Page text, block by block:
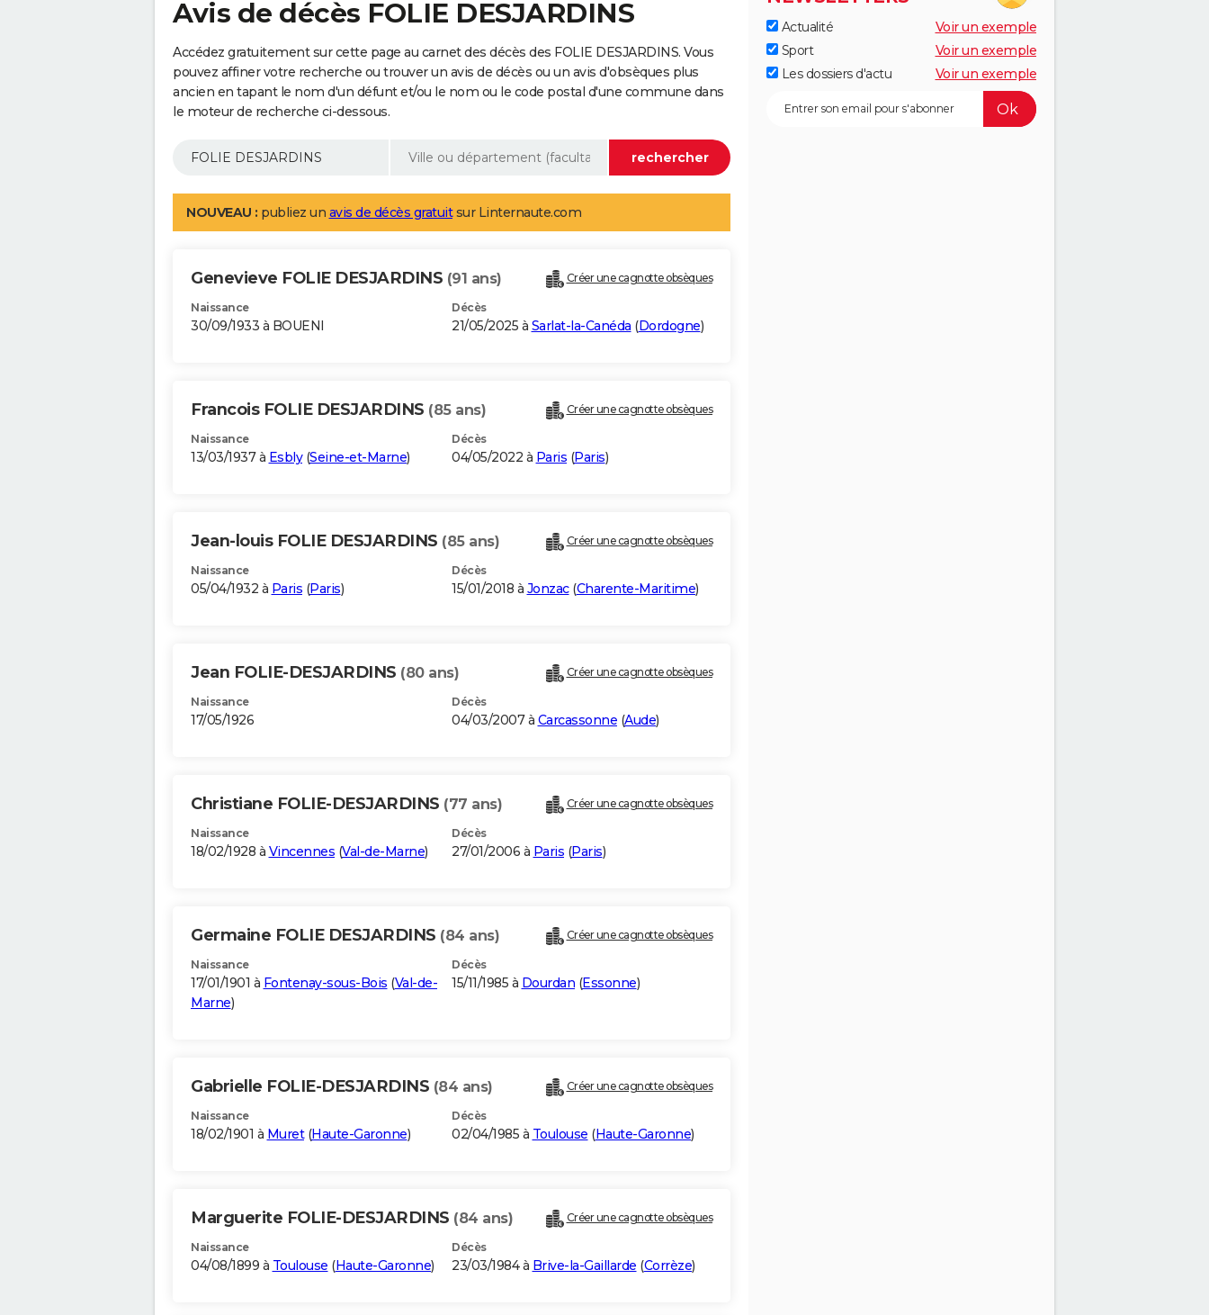
Avis de décès FOLIE DESJARDINS
Accédez gratuitement sur cette page au carnet des décès des FOLIE DESJARDINS. Vous
pouvez affiner votre recherche ou trouver un avis de décès ou un avis d'obsèques plus
ancien en tapant le nom d'un défunt et/ou le nom ou le code postal d'une commune dans
le moteur de recherche ci-dessous.
NOUVEAU : publiez un avis de décès gratuitsur Linternaute.com
Genevieve FOLIE DESJARDINS (91 ans) Créer une cagnotte obsèques
Naissance
30/09/1933 à BOUENI
Décès
21/05/2025 à Sarlat-la-Canéda (Dordogne)
Francois FOLIE DESJARDINS (85 ans) Créer une cagnotte obsèques
Naissance
13/03/1937 à Esbly(Seine-et-Marne)
Décès
04/05/2022 à Paris (Paris)
Jean-louis FOLIE DESJARDINS (85 ans) Créer une cagnotte obsèques
Naissance
05/04/1932 à Paris (Paris)
Décès
15/01/2018 à Jonzac(Charente-Maritime)
Jean FOLIE-DESJARDINS (80 ans) Créer une cagnotte obsèques
Naissance
17/05/1926
Décès
04/03/2007 à Carcassonne (Aude)
Christiane FOLIE-DESJARDINS (77 ans) Créer une cagnotte obsèques
Naissance
18/02/1928 à Vincennes (Val-de-Marne)
Décès
27/01/2006 à Paris (Paris)
Germaine FOLIE DESJARDINS (84 ans) Créer une cagnotte obsèques
Naissance
17/01/1901 à Fontenay-sous-Bois (Val-de-
Marne)
Décès
15/11/1985 à Dourdan (Essonne)
Gabrielle FOLIE-DESJARDINS (84 ans) Créer une cagnotte obsèques
Naissance
18/02/1901 à Muret(Haute-Garonne)
Décès
02/04/1985 à Toulouse (Haute-Garonne)
Marguerite FOLIE-DESJARDINS (84 ans) Créer une cagnotte obsèques
Naissance
04/08/1899 à Toulouse (Haute-Garonne)
Décès
23/03/1984 à Brive-la-Gaillarde (Corrèze)
Actualité
Voir un exemple
Sport
Voir un exemple
Les dossiers d'actu
Voir un exemple